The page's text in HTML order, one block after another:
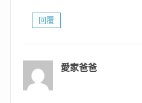
回覆
愛家爸爸